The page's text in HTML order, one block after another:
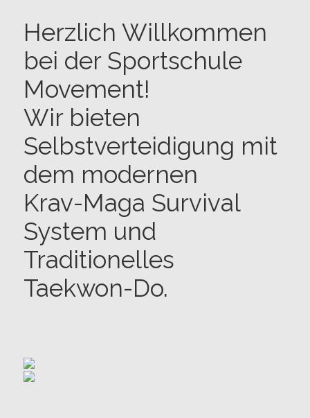
Herzlich Willkommen
bei der Sportschule
Movement!
Wir bieten
Selbstverteidigung mit
dem modernen
Krav-Maga Survival
System und
Traditionelles
Taekwon-Do.